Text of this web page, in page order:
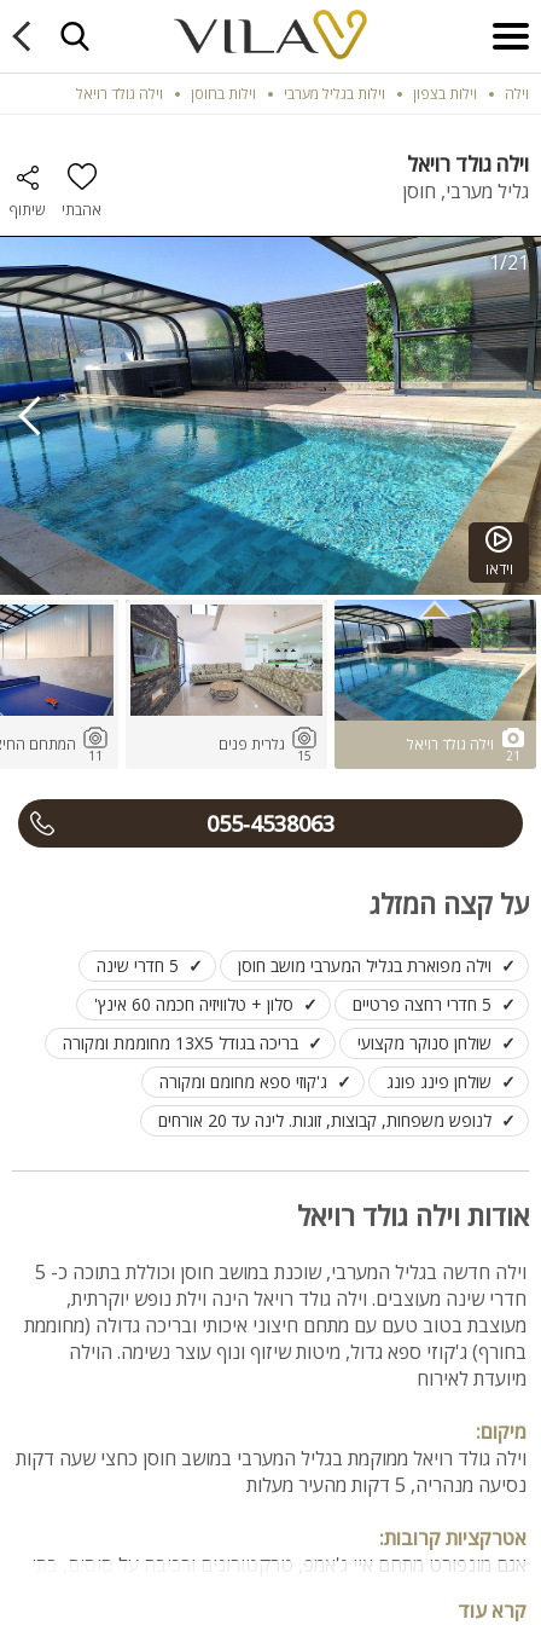
וילה וילות בצפון וילות בגליל מערבי וילות בחוסן וילה גולד רויאל
וילה גולד רויאל
גליל מערבי, חוסן
אהבתי שיתוף
וידאו
1/21
21
וילה גולד רויאל
15
גלרית פנים
11
המתחם
055-4538063
על קצה המזלג
וילה מפוארת בגליל המערבי מושב חוסן
5 חדרי שינה
5 חדרי רחצה פרטיים
סלון + טלוויזיה חכמה 60 אינץ'
שולחן סנוקר מקצועי
בריכה בגודל 13X5 מחוממת ומקורה
שולחן פינג פונג
ג'קוזי ספא מחומם ומקורה
לנופש משפחות, קבוצות, זוגות. לינה עד 20 אורחים
אודות וילה גולד רויאל
וילה חדשה בגליל המערבי, שוכנת במושב חוסן וכוללת בתוכה כ- 5
חדרי שינה מעוצבים. וילה גולד רויאל הינה וילת נופש יוקרתית,
מעוצבת בטוב טעם עם מתחם חיצוני איכותי ובריכה גדולה (מחוממת
בחורף) ג'קוזי ספא גדול, מיטות שיזוף ונוף עוצר נשימה. הוילה
מיועדת לאירוח
מיקום:
וילה גולד רויאל ממוקמת בגליל המערבי במושב חוסן כחצי שעה דקות
נסיעה מנהריה, 5 דקות מהעיר מעלות
אטרקציות קרובות:
אגם מונפורט מתחם איי ג'אמפ, טרקטורונים ורכיבה על סוסים, בתי
קרא עוד